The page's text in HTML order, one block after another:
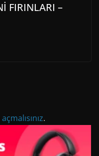
FIRINLARI –
.